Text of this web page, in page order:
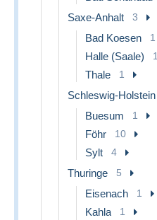
Saxe-Anhalt 3
Bad Koesen 1
Halle (Saale) 1
Thale 1
Schleswig-Holstein
Buesum 1
Föhr 10
Sylt 4
Thuringe 5
Eisenach 1
Kahla 1